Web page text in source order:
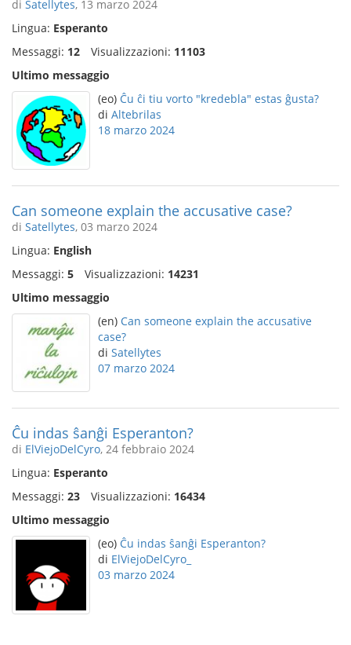
di Satellytes, 13 marzo 2024
Lingua: Esperanto
Messaggi: 12 Visualizzazioni: 11103
Ultimo messaggio
(eo) Ĉu ĉi tiu vorto "kredebla" estas ĝusta?
di Altebrilas
18 marzo 2024
Can someone explain the accusative case?
di Satellytes, 03 marzo 2024
Lingua: English
Messaggi: 5 Visualizzazioni: 14231
Ultimo messaggio
(en) Can someone explain the accusative
case?
di Satellytes
07 marzo 2024
Ĉu indas ŝanĝi Esperanton?
di ElViejoDelCyro, 24 febbraio 2024
Lingua: Esperanto
Messaggi: 23 Visualizzazioni: 16434
Ultimo messaggio
(eo) Ĉu indas ŝanĝi Esperanton?
di ElViejoDelCyro_
03 marzo 2024